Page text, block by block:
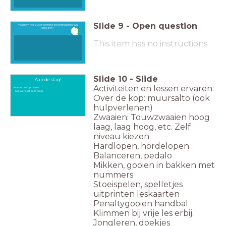
Waarom heb jij voor de minor bewegingsonderwijs
gekozen?
0:30
Slide 9 - Open question
This item has no instructions
Aan de slag!
klaarzetten/opruimen:
- hoe werkt dit deze minor
Slide 10 - Slide
Activiteiten en lessen ervaren:
Over de kop: muursalto (ook
hulpverlenen)
Zwaaien: Touwzwaaien hoog
laag, laag hoog, etc. Zelf
niveau kiezen
Hardlopen, hordelopen
Balanceren, pedalo
Mikken, gooien in bakken met
nummers
Stoeispelen, spelletjes
uitprinten leskaarten
Penaltygooien handbal
Klimmen bij vrije les erbij.
Jongleren, doekjes